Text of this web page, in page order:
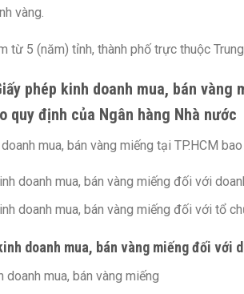
vàng.
từ 5 (năm) tỉnh, thành phố trực thuộc
phép kinh doanh mua, bán vàng
định của Ngân hàng Nhà nước
mua, bán vàng miếng tại TP.HCM
doanh mua, bán vàng miếng đối với
doanh mua, bán vàng miếng đối với tổ
doanh mua, bán vàng miếng đối với
mua, bán vàng miếng